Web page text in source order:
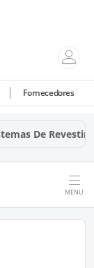
Fornecedores
De
MENU